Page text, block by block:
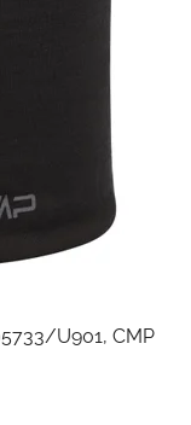
U901, CMP